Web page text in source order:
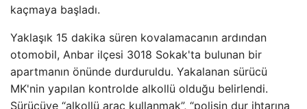
kaçmaya başladı.
Yaklaşık 15 dakika süren kovalamacanın ardından
otomobil, Anbar ilçesi 3018 Sokak'ta bulunan bir
apartmanın önünde durduruldu. Yakalanan sürücü
MK'nin yapılan kontrolde alkollü olduğu belirlendi.
Sürücüye “alkollü araç kullanmak”, “polisin dur ihtarına